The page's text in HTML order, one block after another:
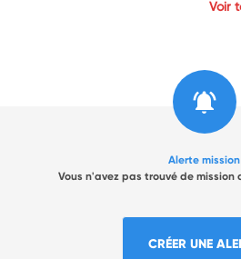
Voir
Alerte mission
Vous n'avez pas trouvé de mission
CRÉER UNE